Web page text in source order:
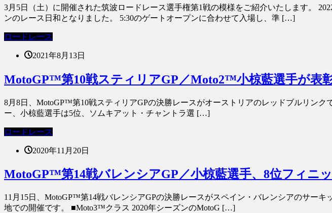
3月5日（土）に開催された筑波ロードレース選手権第1戦の模様をご紹介いたします。
ンのレース日和となりました。 5:30のゲートオープンに合わせて入場し、準 […]
ロードレース
2021年8月13日
MotoGP™第10戦スティリアGP／Moto2™小椋藍選手が表
8月8日、MotoGP™第10戦スティリアGPの決勝レースがオーストリアのレッドブルリン
ー、小椋藍選手は5位、ソムキアット・チャントラ選 […]
ロードレース
2020年11月20日
MotoGP™第14戦バレンシアGP／小椋藍選手、8位フィニ
11月15日、MotoGP™第14戦バレンシアGPの決勝レースがスペイン・バレンシアのサー
地での開催です。 ■Moto3™クラス 2020年シーズンのMotoG […]